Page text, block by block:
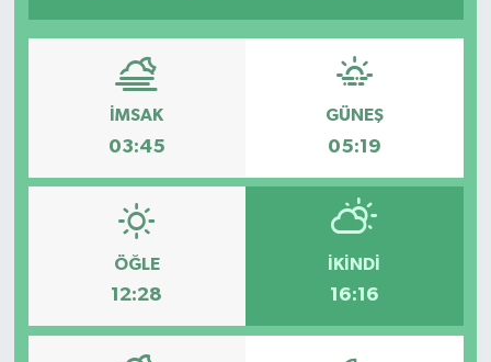
İMSAK
03:45
GÜNEŞ
05:19
ÖĞLE
12:28
İKINDI
16:16